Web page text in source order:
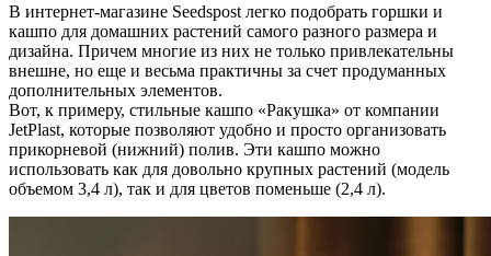
В интернет-магазине Seedspost легко подобрать горшки и
кашпо для домашних растений самого разного размера и
дизайна. Причем многие из них не только привлекательны
внешне, но еще и весьма практичны за счет продуманных
дополнительных элементов.
Вот, к примеру, стильные кашпо «Ракушка» от компании
JetPlast, которые позволяют удобно и просто организовать
прикорневой (нижний) полив. Эти кашпо можно
использовать как для довольно крупных растений (модель
объемом 3,4 л), так и для цветов поменьше (2,4 л).